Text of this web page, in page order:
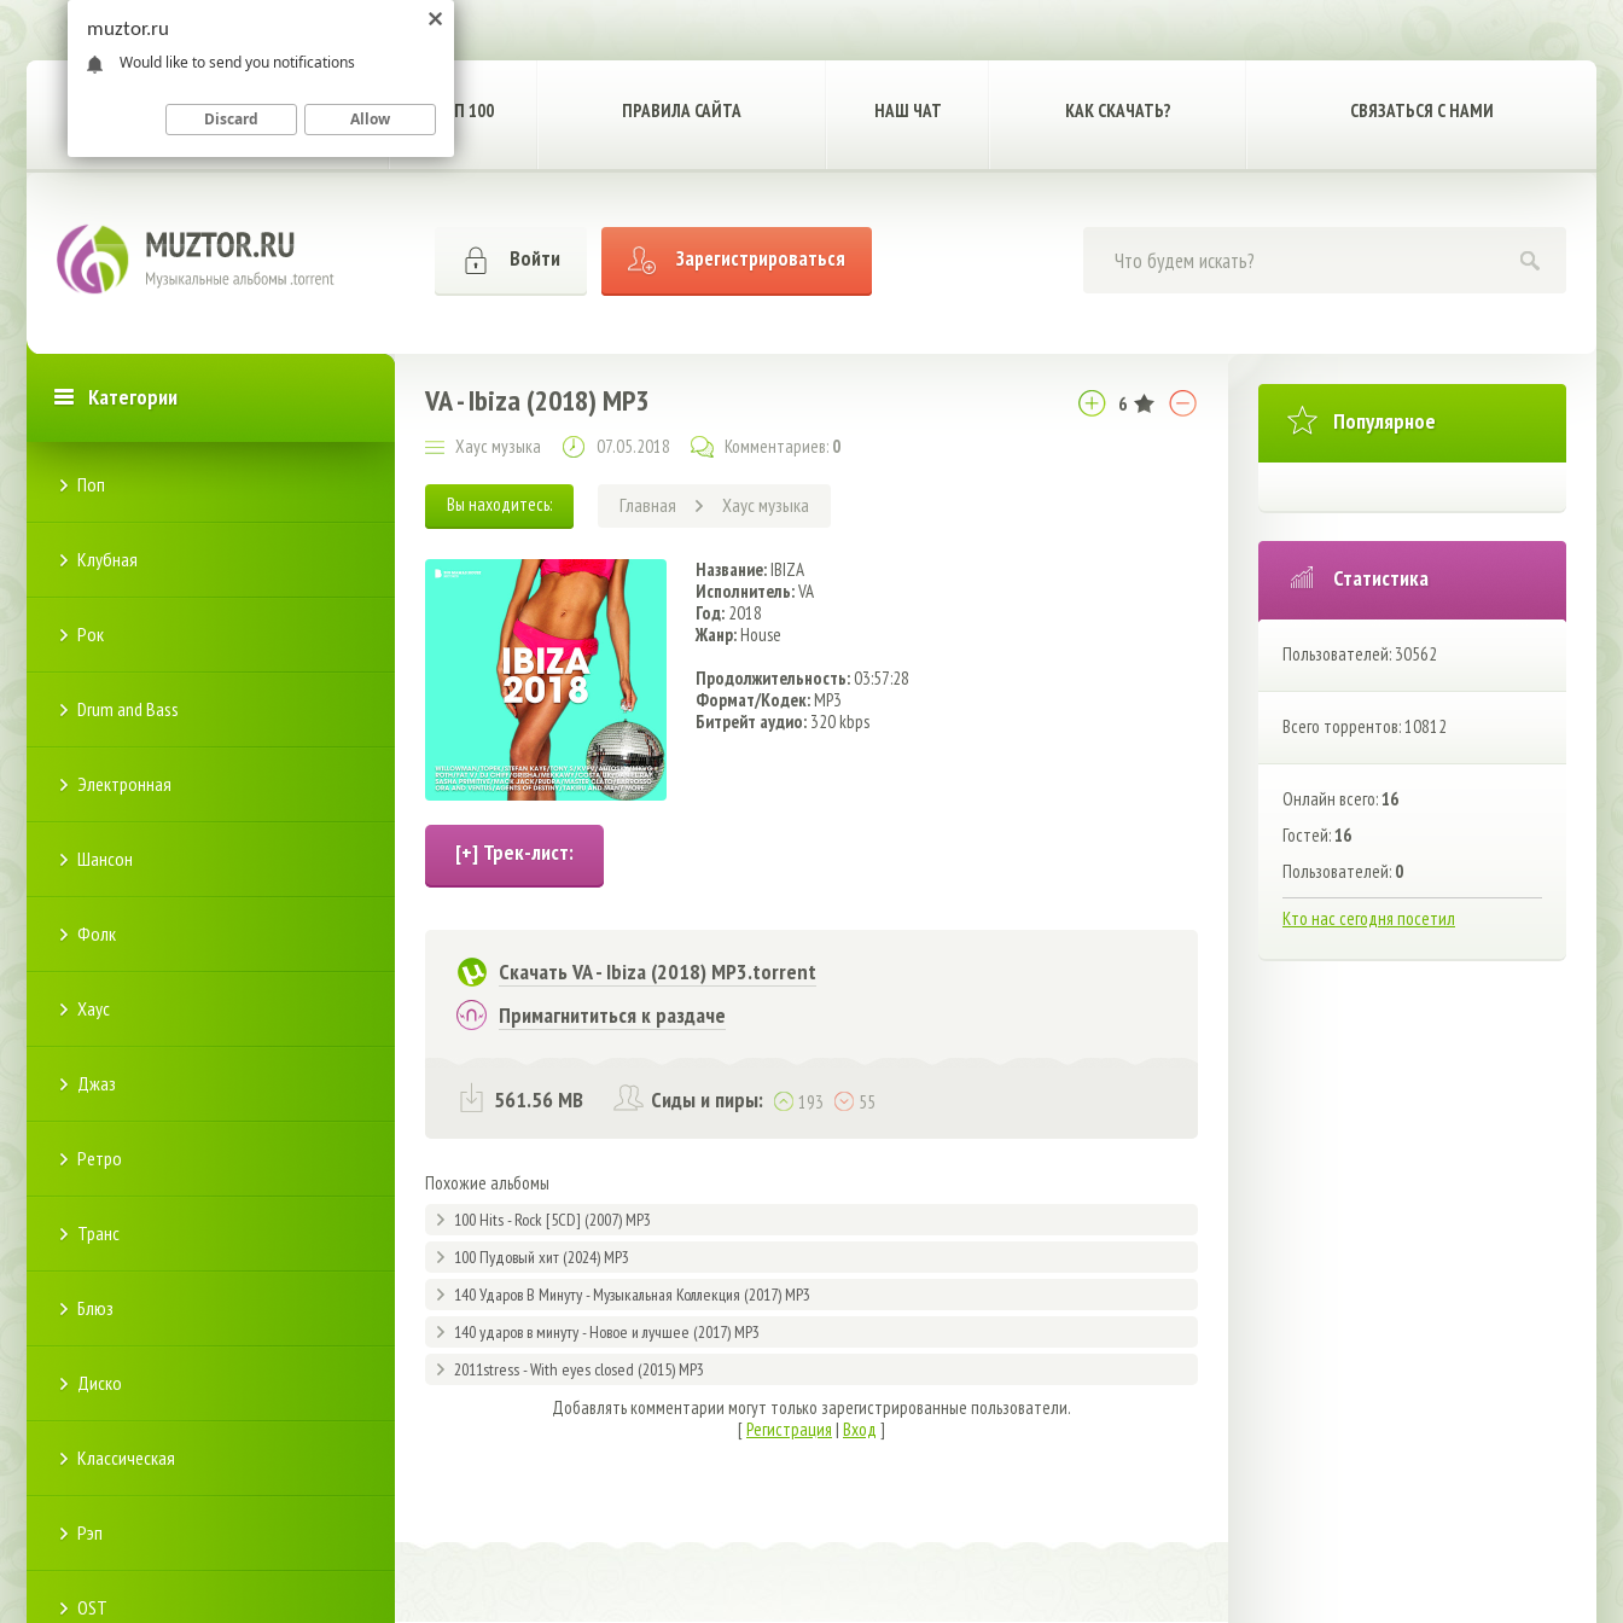
ГЛАВНАЯ СТРАНИЦА ТОП 100 ПРАВИЛА САЙТА НАШ ЧАТ КАК СКАЧАТЬ? СВЯЗАТЬСЯ С НАМИ
Войти Зарегистрироваться
6
VA - Ibiza (2018) MP3
Хаус музыка 07.05.2018 Комментариев: 0
Вы находитесь: Главная Хаус музыка
Название:IBIZA
Исполнитель:VA
Год: 2018
Жанр:House
Продолжительность:03:57:28
Формат/Кодек:MP3
Битрейт аудио: 320 kbps
Скачать VA - Ibiza (2018) MP3.torrent
Примагнититься к раздаче
561.56 MB Сиды и пиры: 193 55
Похожие альбомы
100 Hits - Rock [5CD] (2007) MP3
100 Пудовый хит (2024) MP3
140 Ударов В Минуту - Музыкальная Коллекция (2017) MP3
140 ударов в минуту - Новое и лучшее (2017) MP3
2011stress - With eyes closed (2015) MP3
Добавлять комментарии могут только зарегистрированные пользователи.
[Регистрация | Вход ]
Популярное
Статистика
Пользователей: 30562
Всего торрентов: 10812
Онлайн всего:16
Гостей:16
Пользователей: 0
Кто нас сегодня посетил
Категории
Поп
Клубная
Рок
Drum and Bass
Электронная
Шансон
Фолк
Хаус
Джаз
Ретро
Транс
Блюз
Диско
Классическая
Рэп
OST
muztor.ru
Would like to send you notifications
Discard Allow